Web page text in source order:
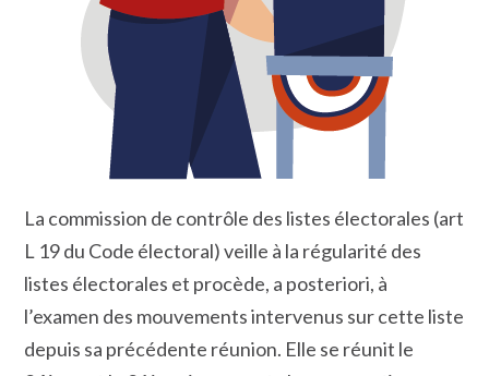
La commission de contrôle des listes électorales (art
L 19 du Code électoral) veille à la régularité des
listes électorales et procède, a posteriori, à
l’examen des mouvements intervenus sur cette liste
depuis sa précédente réunion. Elle se réunit le